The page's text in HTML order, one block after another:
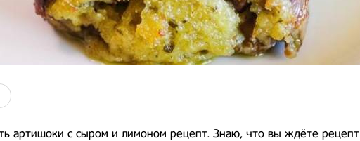
артишоки с сыром и лимоном рецепт. Знаю, что вы ждёте рецепт